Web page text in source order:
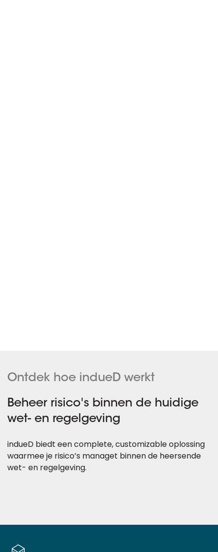
Ontdek hoe indueD werkt
Beheer risico's binnen de huidige
wet- en regelgeving
indueD biedt een complete, customizable oplossing
waarmee je risico’s managet binnen de heersende
wet- en regelgeving.